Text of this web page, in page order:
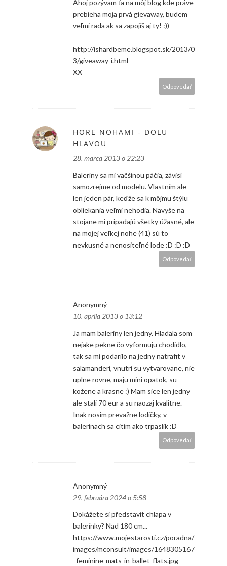
Ahoj pozývam ťa na môj blog kde práve
prebieha moja prvá gievaway, budem
veľmi rada ak sa zapojíš aj ty! :))
http://ishardbeme.blogspot.sk/2013/0
3/giveaway-i.html
XX
Odpovedať
HORE NOHAMI - DOLU
HLAVOU
28. marca 2013 o 22:23
Baleríny sa mi väčšinou páčia, závisí
samozrejme od modelu. Vlastním ale
len jeden pár, keďže sa k môjmu štýlu
obliekania veľmi nehodia. Navyše na
stojane mi pripadajú všetky úžasné, ale
na mojej veľkej nohe (41) sú to
nevkusné a nenositeľné lode :D :D :D
Odpovedať
Anonymný
10. apríla 2013 o 13:12
Ja mam baleriny len jedny. Hladala som
nejake pekne čo vyformuju chodidlo,
tak sa mi podarilo na jedny natrafit v
salamanderi, vnutri su vytvarovane, nie
uplne rovne, maju mini opatok, su
kožene a krasne :) Mam sice len jedny
ale stali 70 eur a su naozaj kvalitne.
Inak nosim prevažne lodičky, v
balerinach sa citim ako trpaslik :D
Odpovedať
Anonymný
29. februára 2024 o 5:58
Dokážete si představit chlapa v
balerínky? Nad 180 cm...
https://www.mojestarosti.cz/poradna/
images/mconsult/images/1648305167
_feminine-mats-in-ballet-flats.jpg